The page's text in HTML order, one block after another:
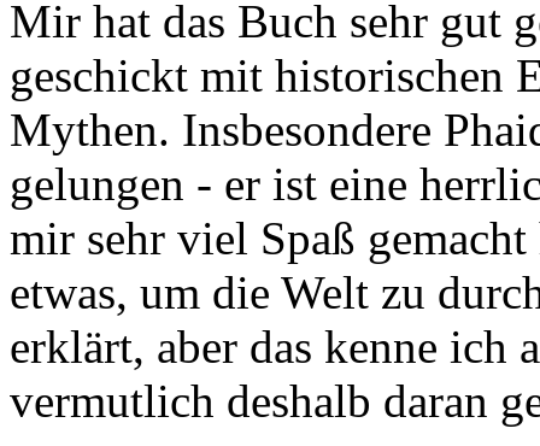
Mir hat das Buch sehr gut
geschickt mit historischen
Mythen. Insbesondere
gelungen - er ist eine
mir sehr viel Spaß
etwas, um die Welt zu
erklärt, aber das kenne ich
vermutlich deshalb daran